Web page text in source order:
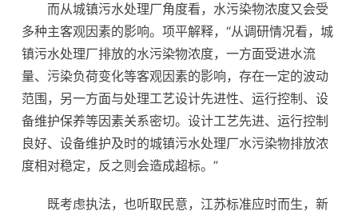
而从城镇污水处理厂角度看，水污染物浓度又会受
多种主客观因素的影响。项平解释，“从调研情况看，城
镇污水处理厂排放的水污染物浓度，一方面受进水流
量、污染负荷变化等客观因素的影响，存在一定的波动
范围，另一方面与处理工艺设计先进性、运行控制、设
备维护保养等因素关系密切。设计工艺先进、运行控制
良好、设备维护及时的城镇污水处理厂水污染物排放浓
度相对稳定，反之则会造成超标。”
既考虑执法，也听取民意，江苏标准应时而生，新